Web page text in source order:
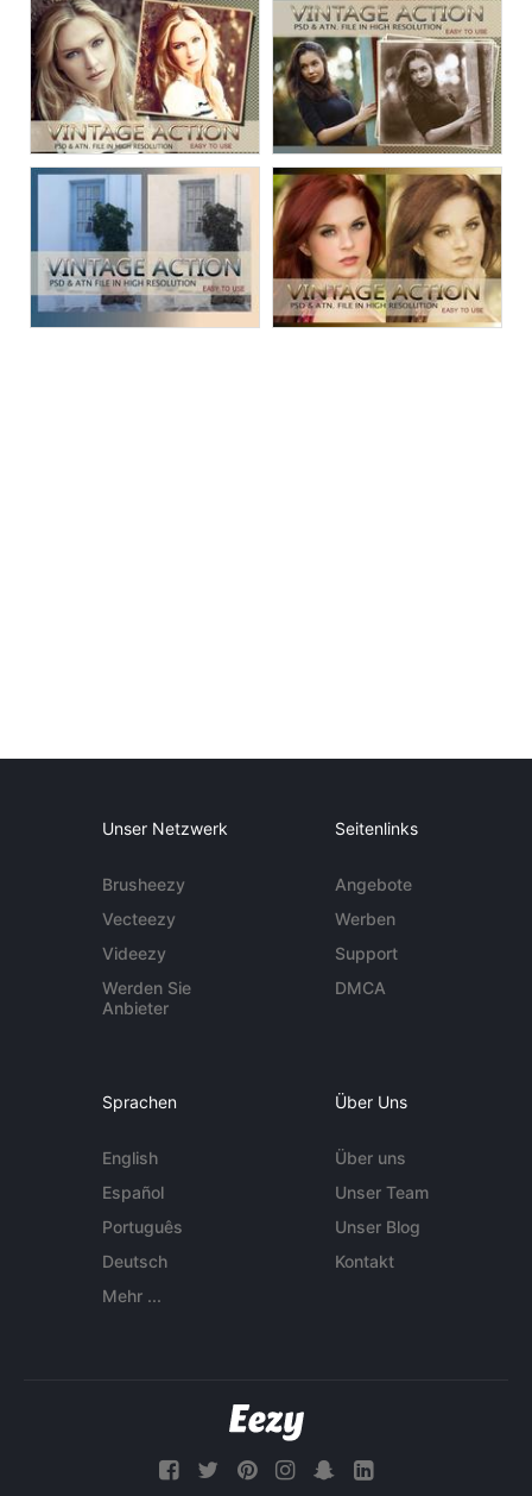
Unser Netzwerk
Brusheezy
Vecteezy
Videezy
Werden Sie
Anbieter
Seitenlinks
Angebote
Werben
Support
DMCA
Sprachen
English
Español
Português
Deutsch
Mehr ...
Über Uns
Über uns
Unser Team
Unser Blog
Kontakt